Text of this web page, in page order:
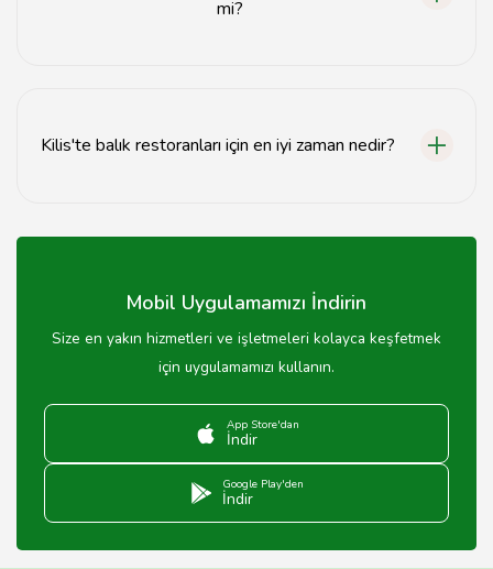
mi?
Kilis'te balık restoranları için en iyi zaman nedir?
ve akşam saatleri en ideal zamandır.
Mobil Uygulamamızı İndirin
Size en yakın hizmetleri ve işletmeleri kolayca keşfetmek
için uygulamamızı kullanın.
App Store'dan
İndir
Google Play'den
İndir